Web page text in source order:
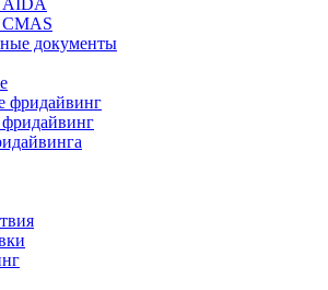
AIDA
документы
фридайвинг